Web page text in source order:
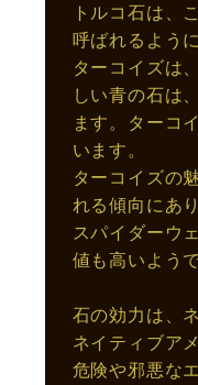
トルコ石は、
呼ばれるよう
ターコイズは
しい青の石は
ます。ターコ
います。
ターコイズの
れる傾向にあ
スパイダーウ
値も高いようで
石の効力は、
ネイティブア
危険や邪悪な